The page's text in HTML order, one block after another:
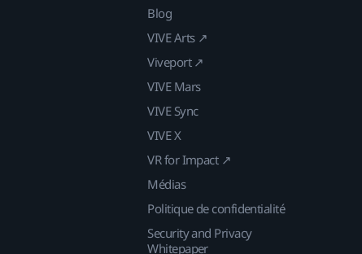
Blog
VIVE Arts ↗
Viveport ↗
VIVE Mars
VIVE Sync
VIVE X
VR for Impact ↗
Médias
Politique de confidentialité
Security and Privacy
Whitepaper